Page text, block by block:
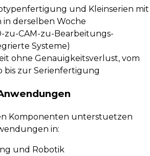
und Kleinserien mit
in derselben Woche
zu-CAM-zu-Bearbeitungs-
Systeme)
ohne Genauigkeitsverlust, vom
bis zur Serienfertigung
Komponenten unterstuetzen
in:
und Robotik